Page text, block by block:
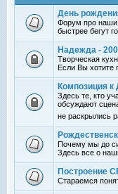
День
Форум про наши
быстрее бегут
Надежда -
Творческая
Если Вы хотите
Композиция
Здесь те, кто
обсуждают
не раскрылись
Почему мы до
Здесь все о
Построение
Стараемся